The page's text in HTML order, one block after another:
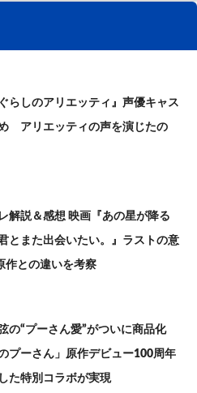
らしのアリエッティ』声優キャス
め アリエッティの声を演じたの
解説＆感想 映画『あの星が降る
とまた出会いたい。』ラストの意
作との違いを考察
の“プーさん愛”がついに商品化
のプーさん」原作デビュー100周年
た特別コラボが実現